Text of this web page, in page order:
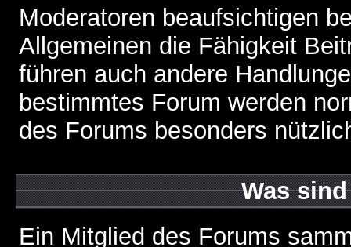
Moderatoren beaufsichtigen
Allgemeinen die Fähigkeit
führen auch andere
bestimmtes Forum werden
des Forums besonders
Was
Ein Mitglied des Forums